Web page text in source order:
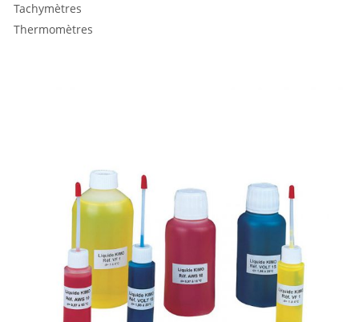
Tachymètres
Thermomètres